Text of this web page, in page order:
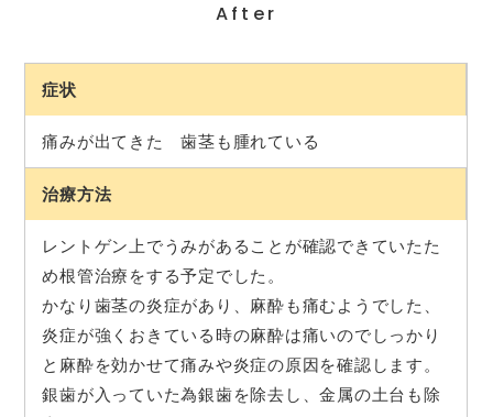
After
症状
痛みが出てきた 歯茎も腫れている
治療方法
レントゲン上でうみがあることが確認できていたた
め根管治療をする予定でした。
かなり歯茎の炎症があり、麻酔も痛むようでした、
炎症が強くおきている時の麻酔は痛いのでしっかり
と麻酔を効かせて痛みや炎症の原因を確認します。
銀歯が入っていた為銀歯を除去し、金属の土台も除